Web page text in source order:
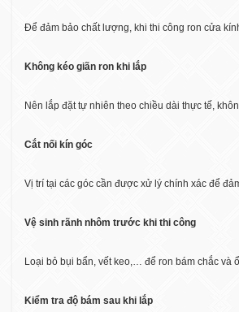
Để đảm bảo chất lượng, khi thi công ron cửa
Không kéo giãn ron khi lắp
Nên lắp đặt tự nhiên theo chiều dài thực tế,
Cắt nối kín góc
Vị trí tại các góc cần được xử lý chính xác để
Vệ sinh rãnh nhôm trước khi thi công
Loại bỏ bụi bẩn, vết keo,… để ron bám chắc và
Kiểm tra độ bám sau khi lắp